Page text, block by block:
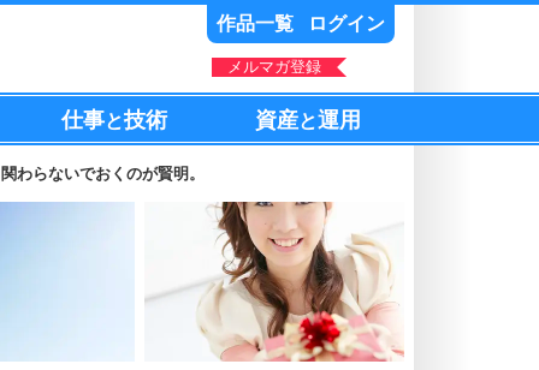
作品一覧 ログイン
メルマガ登録
仕事と技術 資産と運用
わらないでおくのが賢明。